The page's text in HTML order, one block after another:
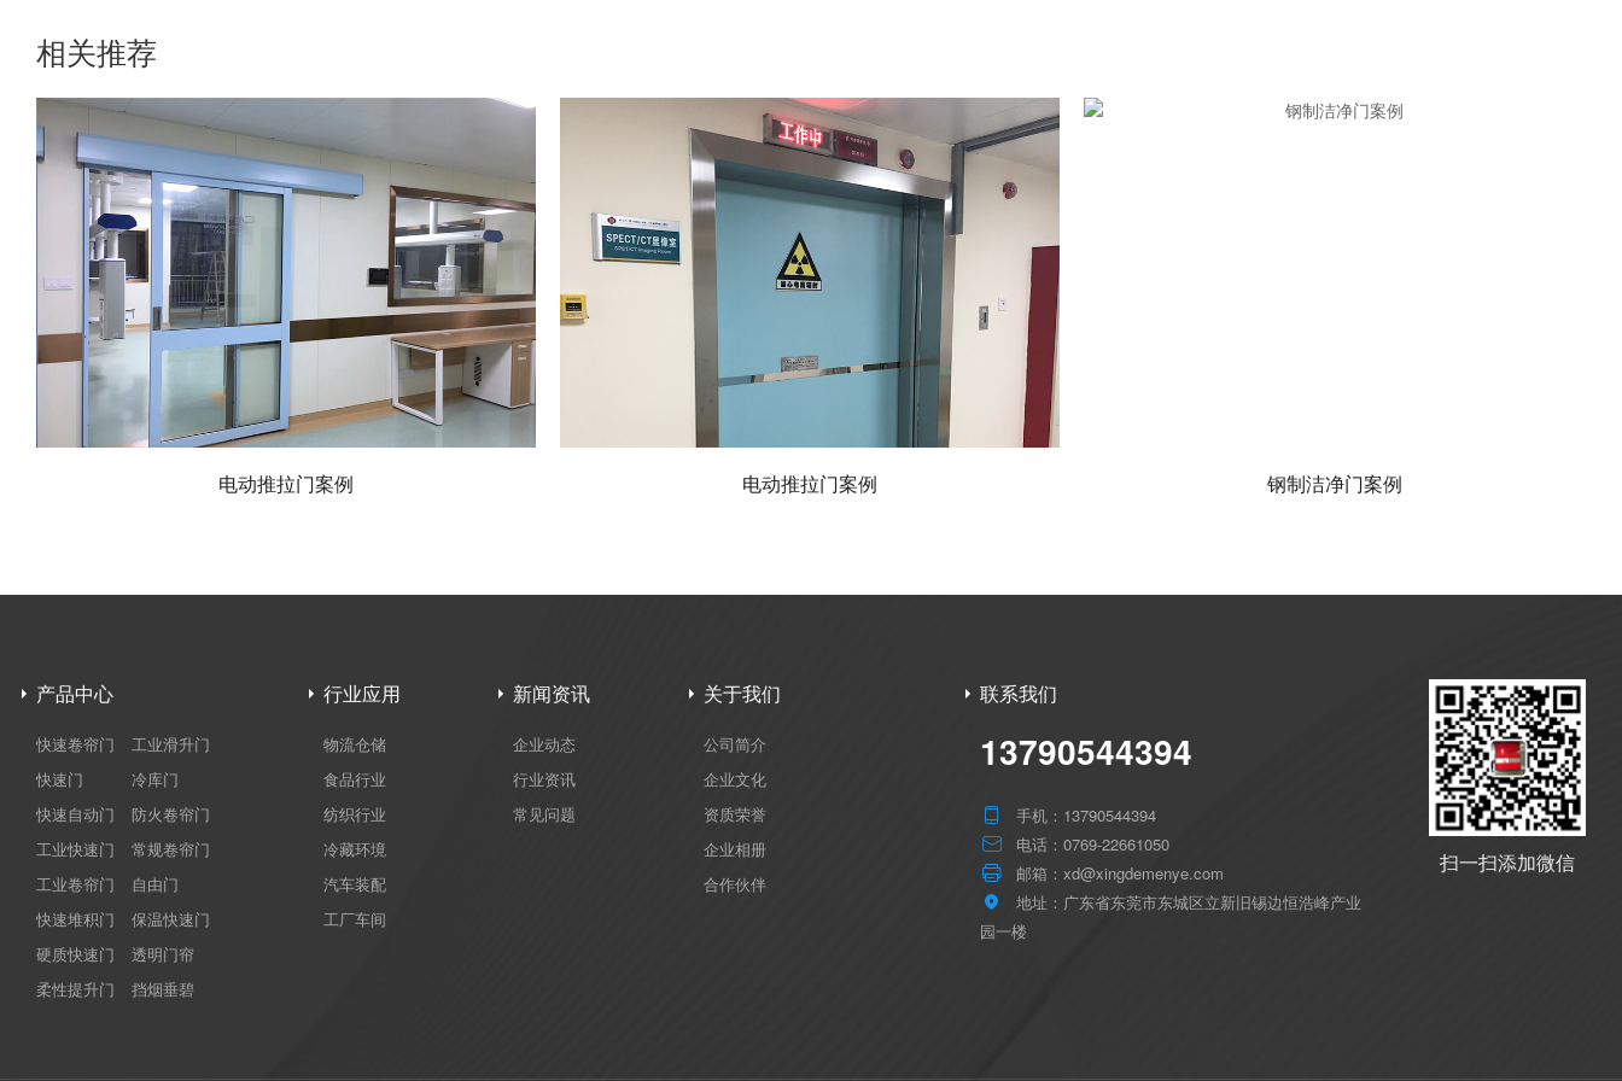
相关推荐
电动推拉门案例 电动推拉门案例 钢制洁净门案例
产品中心
快速卷帘门
快速门
快速自动门
工业快速门
工业卷帘门
快速堆积门
硬质快速门
柔性提升门
工业滑升门
冷库门
防火卷帘门
常规卷帘门
自由门
保温快速门
透明门帘
挡烟垂碧
行业应用
物流仓储
食品行业
纺织行业
冷藏环境
汽车装配
工厂车间
新闻资讯
企业动态
行业资讯
常见问题
关于我们
公司简介
企业文化
资质荣誉
企业相册
合作伙伴
扫一扫添加微信
联系我们
13790544394
 手机：13790544394
 电话：0769-22661050
 邮箱：xd@xingdemenye.com

地址：广东省东莞市东城区立新旧锡边恒浩峰产业
园一楼